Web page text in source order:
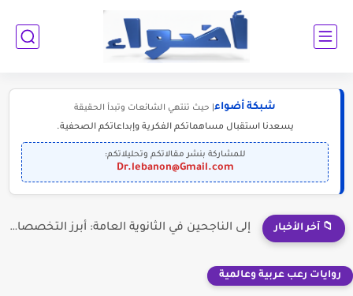
شبكة أضواء | حيث تنتهي الشائعات وتبدأ الحقيقة
يسعدنا استقبال مساهماتكم الفكرية وإبداعاتكم الصحفية.
للمشاركة بنشر مقالاتكم وتحليلاتكم:
Dr.lebanon@Gmail.com
📁 آخر الأخبار إلى الناجحين في الثانوية العامة: أبرز التخصصات المطلوبة للمستقبل (2030-2050)
روايات رعب عربية وعالمية